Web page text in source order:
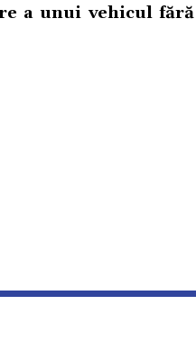
a unui vehicul fără